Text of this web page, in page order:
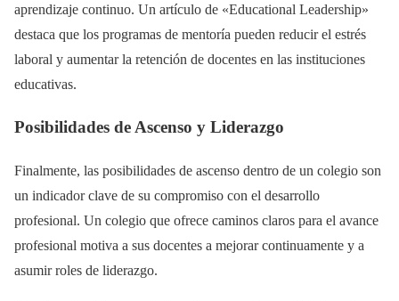
aprendizaje continuo. Un artículo de «Educational Leadership»
destaca que los programas de mentoría pueden reducir el estrés
laboral y aumentar la retención de docentes en las instituciones
educativas.
Posibilidades de Ascenso y Liderazgo
Finalmente, las posibilidades de ascenso dentro de un colegio son
un indicador clave de su compromiso con el desarrollo
profesional. Un colegio que ofrece caminos claros para el avance
profesional motiva a sus docentes a mejorar continuamente y a
asumir roles de liderazgo.